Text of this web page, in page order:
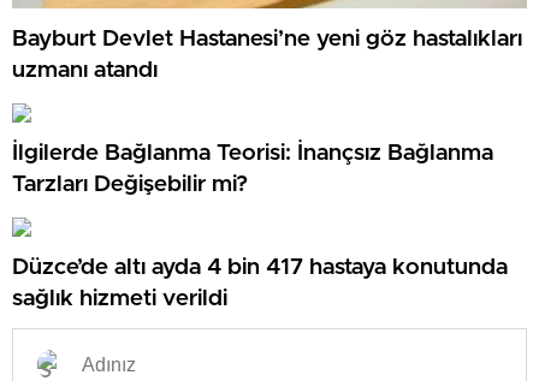
Bayburt Devlet Hastanesi’ne yeni göz hastalıkları
uzmanı atandı
İlgilerde Bağlanma Teorisi: İnançsız Bağlanma
Tarzları Değişebilir mi?
Düzce’de altı ayda 4 bin 417 hastaya konutunda
sağlık hizmeti verildi